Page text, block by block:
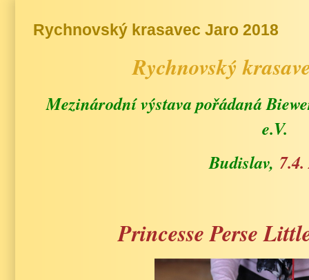
Rychnovský krasavec Jaro 2018
Rychnovský
Mezinárodní výstava pořádaná
e.V.
Budislav,
Princesse Perse